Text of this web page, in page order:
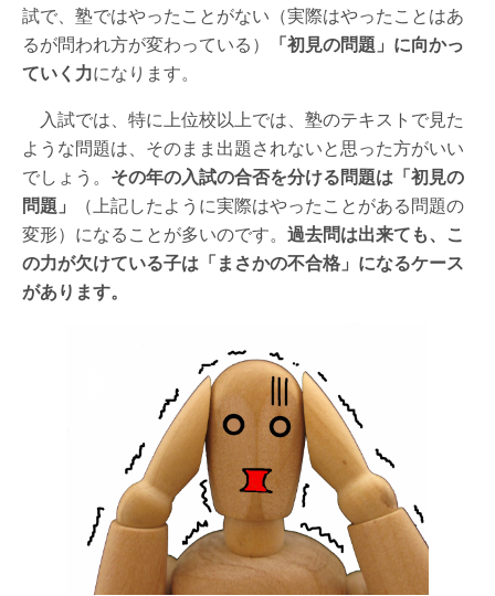
試で、塾ではやったことがない（実際はやったことはあ
るが問われ方が変わっている）
「初見の問題」に向かっ
ていく力になります。
入試では、特に上位校以上では、塾のテキストで見た
ような問題は、そのまま出題されないと思った方がいい
でしょう。 その年の入試の合否を分ける問題は「初見の
問題」
（上記したように実際はやったことがある問題の
変形）になることが多いのです。 過去問は出来ても、こ
の力が欠けている子は「まさかの不合格」になるケース
があります。